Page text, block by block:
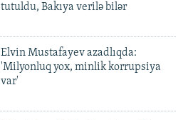
tutuldu, Bakıya verilə bilər
Elvin Mustafayev azadlıqda:
'Milyonluq yox, minlik korrupsiya
var'